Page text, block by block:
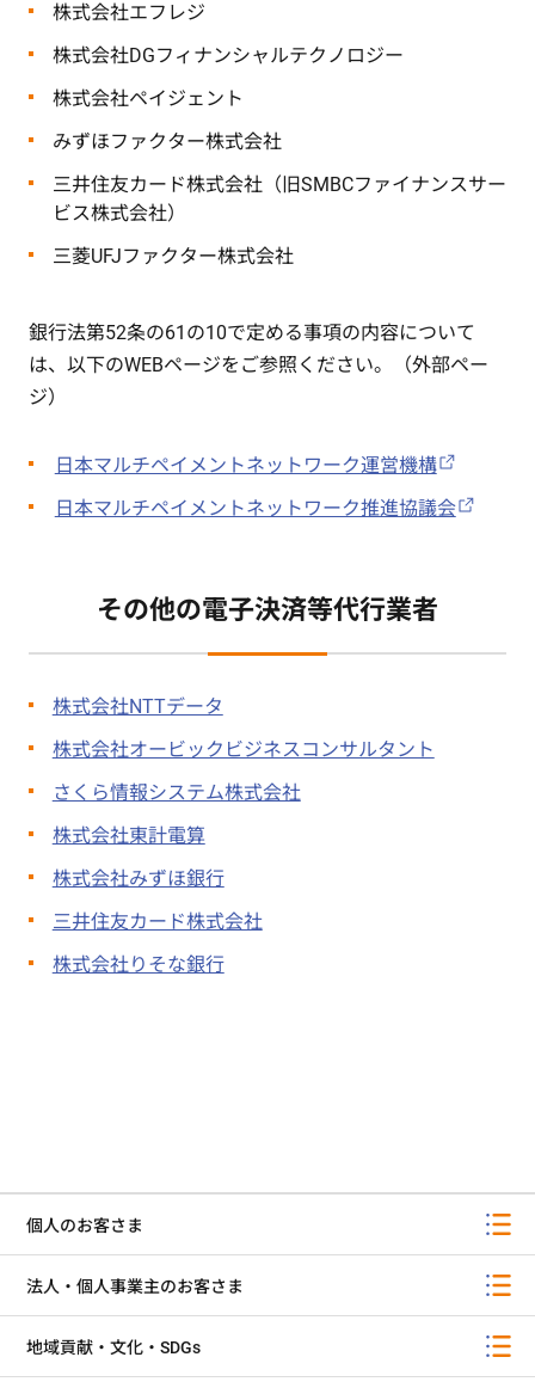
株式会社エフレジ
株式会社DGフィナンシャルテクノロジー
株式会社ペイジェント
みずほファクター株式会社
三井住友カード株式会社（旧SMBCファイナンスサー
ビス株式会社）
三菱UFJファクター株式会社
銀行法第52条の61の10で定める事項の内容について
は、以下のWEBページをご参照ください。（外部ペー
ジ）
日本マルチペイメントネットワーク運営機構
日本マルチペイメントネットワーク推進協議会
その他の電子決済等代行業者
株式会社NTTデータ
株式会社オービックビジネスコンサルタント
さくら情報システム株式会社
株式会社東計電算
株式会社みずほ銀行
三井住友カード株式会社
株式会社りそな銀行
個人のお客さま
法人・個人事業主のお客さま
地域貢献・文化・SDGs